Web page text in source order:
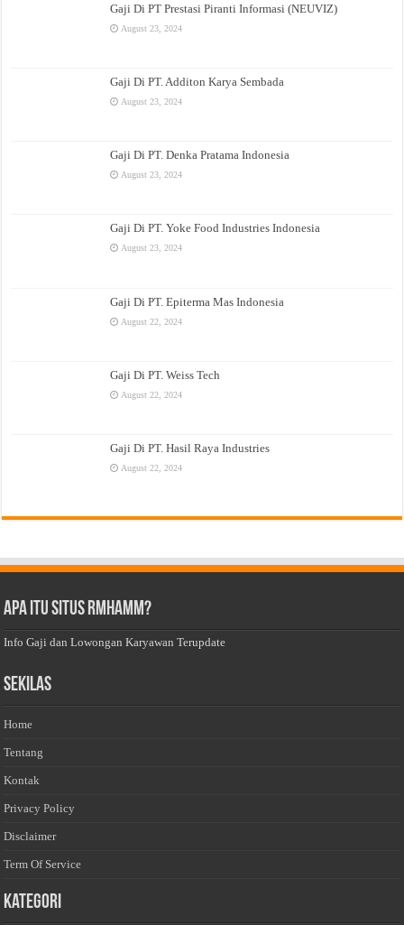
Gaji Di PT Prestasi Piranti Informasi (NEUVIZ)
August 23, 2024
Gaji Di PT. Additon Karya Sembada
August 23, 2024
Gaji Di PT. Denka Pratama Indonesia
August 23, 2024
Gaji Di PT. Yoke Food Industries Indonesia
August 23, 2024
Gaji Di PT. Epiterma Mas Indonesia
August 22, 2024
Gaji Di PT. Weiss Tech
August 22, 2024
Gaji Di PT. Hasil Raya Industries
August 22, 2024
Apa Itu Situs Rmhamm?
Info Gaji dan Lowongan Karyawan Terupdate
Sekilas
Home
Tentang
Kontak
Privacy Policy
Disclaimer
Term Of Service
Kategori